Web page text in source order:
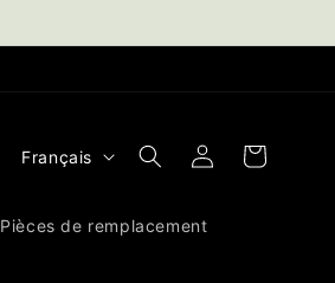
Pièces de remplacement
L
n
Français ConnexionPanier